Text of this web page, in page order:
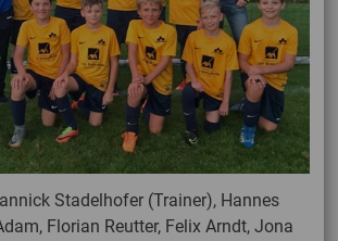
Stadelhofer (Trainer), Hannes
Florian Reutter, Felix Arndt, Jona